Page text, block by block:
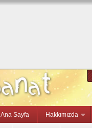
Ana Sayfa Hakkımızda